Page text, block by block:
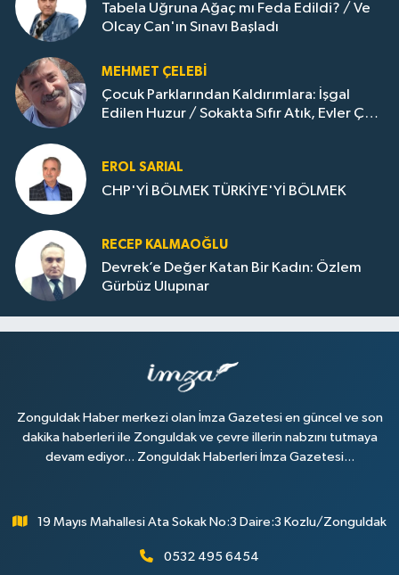
Tabela Uğruna Ağaç mı Feda Edildi? / Ve
Olcay Can'ın Sınavı Başladı
MEHMET ÇELEBI
Çocuk Parklarından Kaldırımlara: İşgal
Edilen Huzur / Sokakta Sıfır Atık, Evler Çöp
EROL SARIAL
CHP'Yİ BÖLMEK TÜRKİYE'Yİ BÖLMEK
RECEP KALMAOĞLU
Devrek’e Değer Katan Bir Kadın: Özlem
Gürbüz Ulupınar
Zonguldak Haber merkezi olan İmza Gazetesi en güncel ve son
dakika haberleri ile Zonguldak ve çevre illerin nabzını tutmaya
devam ediyor... Zonguldak Haberleri İmza Gazetesi...
19 Mayıs Mahallesi Ata Sokak No:3 Daire:3 Kozlu/Zonguldak
0532 495 6454